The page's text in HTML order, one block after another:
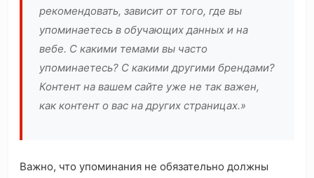
рекомендовать, зависит от того, где вы
упоминаетесь в обучающих данных и на
вебе. С какими темами вы часто
упоминаетесь? С какими другими брендами?
Контент на вашем сайте уже не так важен,
как контент о вас на других страницах.»
Важно, что упоминания не обязательно должны